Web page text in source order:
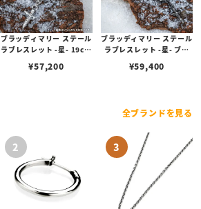
ブラッディマリー ステール
ラブレスレット -星- 19cm
¥57,200
ブラッディマリー ステール
ラブレスレット -星- ブラ
ド
¥59,400
全ブランドを見る